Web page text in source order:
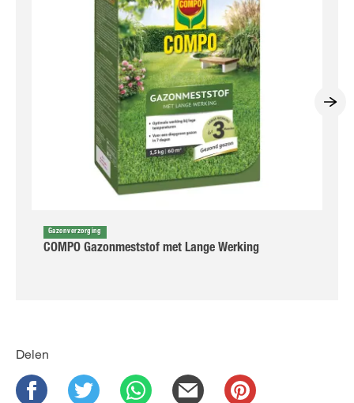
Gazonverzorging
COMPO Gazonmeststof met Lange Werking
Delen